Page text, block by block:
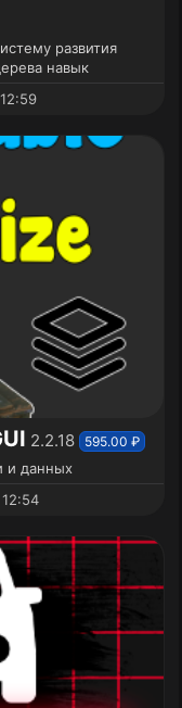
развития
навык
2.2.18 595.00 ₽
и данных